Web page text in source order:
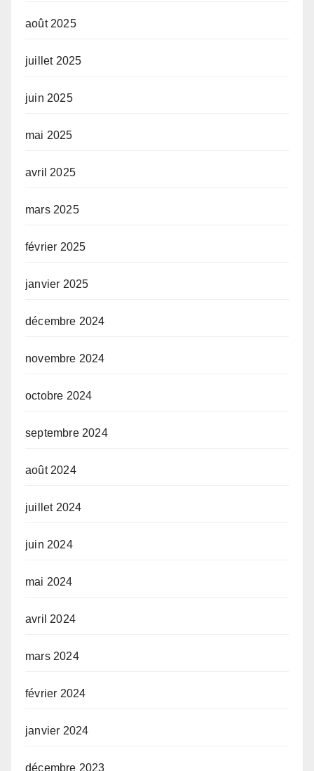
août 2025
juillet 2025
juin 2025
mai 2025
avril 2025
mars 2025
février 2025
janvier 2025
décembre 2024
novembre 2024
octobre 2024
septembre 2024
août 2024
juillet 2024
juin 2024
mai 2024
avril 2024
mars 2024
février 2024
janvier 2024
décembre 2023